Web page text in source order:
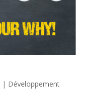
| Développement